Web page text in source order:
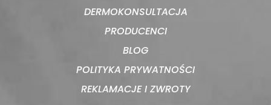
DERMOKONSULTACJA
PRODUCENCI
BLOG
POLITYKA PRYWATNOŚCI
REKLAMACJE I ZWROTY